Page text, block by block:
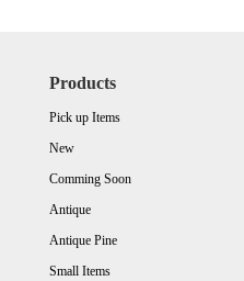
Products
Pick up Items
New
Comming Soon
Antique
Antique Pine
Small Items